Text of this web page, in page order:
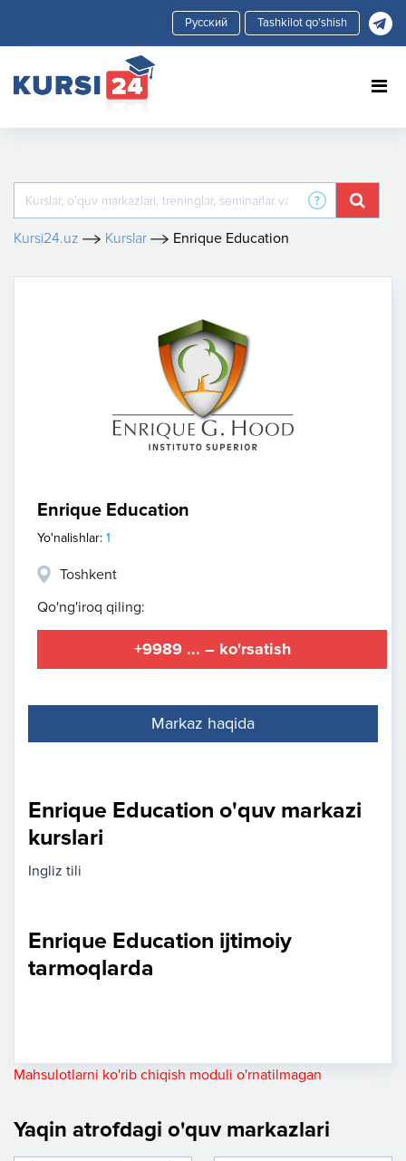
Tashkilot qo'shish
Kursi24.uz Kurslar Enrique Education
Enrique Education
Yo'nalishlar: 1
Toshkent
Qo'ng'iroq qiling:
+9989 ... – ko'rsatish
Markaz haqida
Enrique Education o'quv markazi
kurslari
Ingliz tili
Enrique Education ijtimoiy
tarmoqlarda
Mahsulotlarni ko'rib chiqish moduli o'rnatilmagan
Yaqin atrofdagi o'quv markazlari